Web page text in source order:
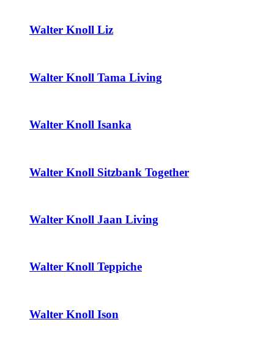
Walter Knoll Liz
Walter Knoll Tama Living
Walter Knoll Isanka
Walter Knoll Sitzbank Together
Walter Knoll Jaan Living
Walter Knoll Teppiche
Walter Knoll Ison